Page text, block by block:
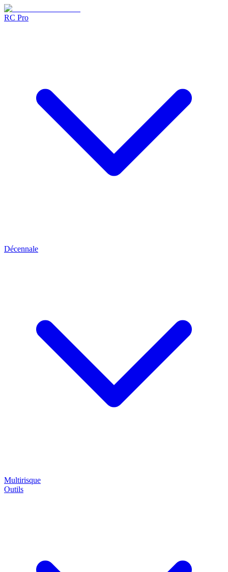
RC Pro
Décennale
Multirisque
Outils